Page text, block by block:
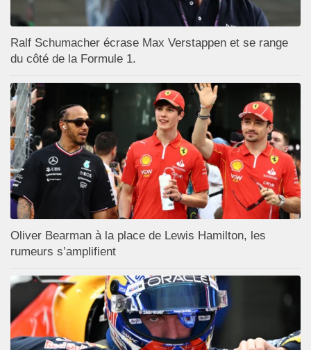
Ralf Schumacher écrase Max Verstappen et se range
du côté de la Formule 1.
Oliver Bearman à la place de Lewis Hamilton, les
rumeurs s’amplifient